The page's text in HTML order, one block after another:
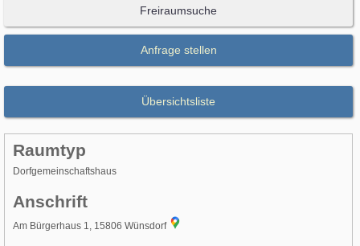
Freiraumsuche
Anfrage stellen
Übersichtsliste
Raumtyp
Dorfgemeinschaftshaus
Anschrift
Am Bürgerhaus 1, 15806 Wünsdorf